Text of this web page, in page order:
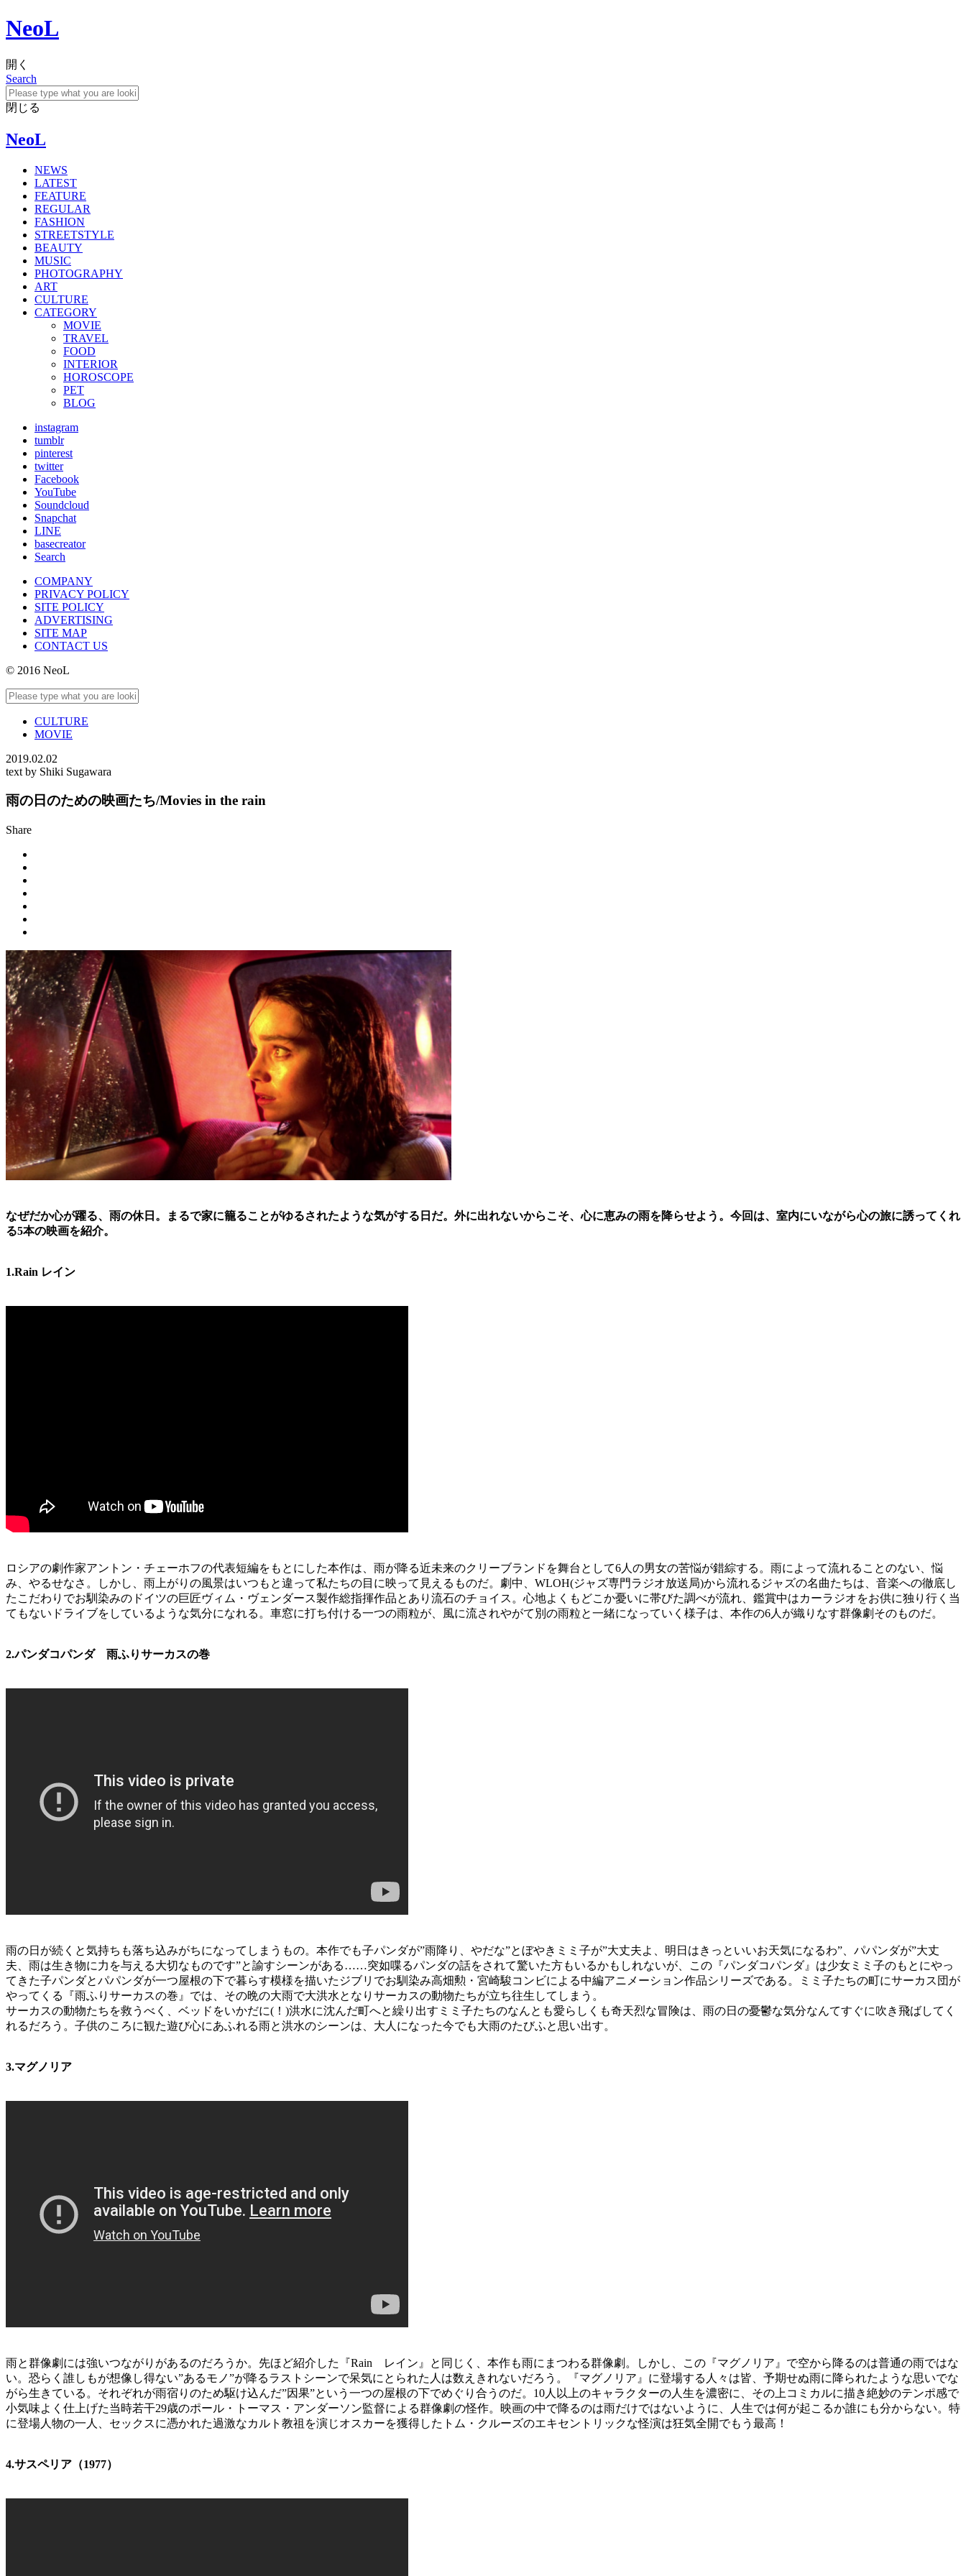
NeoL
開く
Search
閉じる
NeoL
NEWS
LATEST
FEATURE
REGULAR
FASHION
STREETSTYLE
BEAUTY
MUSIC
PHOTOGRAPHY
ART
CULTURE
CATEGORY
MOVIE
TRAVEL
FOOD
INTERIOR
HOROSCOPE
PET
BLOG
instagram
tumblr
pinterest
twitter
Facebook
YouTube
Soundcloud
Snapchat
LINE
basecreator
Search
COMPANY
PRIVACY POLICY
SITE POLICY
ADVERTISING
SITE MAP
CONTACT US
© 2016 NeoL
CULTURE
MOVIE
2019.02.02
text by Shiki Sugawara
雨の日のための映画たち/Movies in the rain
Share
なぜだか心が躍る、雨の休日。まるで家に籠ることがゆるされたような気がする日だ。外に出れないからこそ、心に恵みの雨を降らせよう。今回は、室内にいながら心の旅に誘ってくれ
る5本の映画を紹介。
1.Rain レイン
ロシアの劇作家アントン・チェーホフの代表短編をもとにした本作は、雨が降る近未来のクリーブランドを舞台として6人の男女の苦悩が錯綜する。雨によって流れることのない、悩
み、やるせなさ。しかし、雨上がりの風景はいつもと違って私たちの目に映って見えるものだ。劇中、WLOH(ジャズ専門ラジオ放送局)から流れるジャズの名曲たちは、音楽への徹底し
たこだわりでお馴染みのドイツの巨匠ヴィム・ヴェンダース製作総指揮作品とあり流石のチョイス。心地よくもどこか憂いに帯びた調べが流れ、鑑賞中はカーラジオをお供に独り行く当
てもないドライブをしているような気分になれる。車窓に打ち付ける一つの雨粒が、風に流されやがて別の雨粒と一緒になっていく様子は、本作の6人が織りなす群像劇そのものだ。
2.パンダコパンダ 雨ふりサーカスの巻
雨の日が続くと気持ちも落ち込みがちになってしまうもの。本作でも子パンダが”雨降り、やだな”とぼやきミミ子が”大丈夫よ、明日はきっといいお天気になるわ”、パパンダが”大丈
夫、雨は生き物に力を与える大切なものです”と諭すシーンがある……突如喋るパンダの話をされて驚いた方もいるかもしれないが、この『パンダコパンダ』は少女ミミ子のもとにやっ
てきた子パンダとパパンダが一つ屋根の下で暮らす模様を描いたジブリでお馴染み高畑勲・宮崎駿コンビによる中編アニメーション作品シリーズである。ミミ子たちの町にサーカス団が
やってくる『雨ふりサーカスの巻』では、その晩の大雨で大洪水となりサーカスの動物たちが立ち往生してしまう。
サーカスの動物たちを救うべく、ベッドをいかだに(！)洪水に沈んだ町へと繰り出すミミ子たちのなんとも愛らしくも奇天烈な冒険は、雨の日の憂鬱な気分なんてすぐに吹き飛ばしてく
れるだろう。子供のころに観た遊び心にあふれる雨と洪水のシーンは、大人になった今でも大雨のたびふと思い出す。
3.マグノリア
雨と群像劇には強いつながりがあるのだろうか。先ほど紹介した『Rain レイン』と同じく、本作も雨にまつわる群像劇。しかし、この『マグノリア』で空から降るのは普通の雨ではな
い。恐らく誰しもが想像し得ない”あるモノ”が降るラストシーンで呆気にとられた人は数えきれないだろう。『マグノリア』に登場する人々は皆、予期せぬ雨に降られたような思いでな
がら生きている。それぞれが雨宿りのため駆け込んだ”因果”という一つの屋根の下でめぐり合うのだ。10人以上のキャラクターの人生を濃密に、その上コミカルに描き絶妙のテンポ感で
小気味よく仕上げた当時若干29歳のポール・トーマス・アンダーソン監督による群像劇の怪作。映画の中で降るのは雨だけではないように、人生では何が起こるか誰にも分からない。特
に登場人物の一人、セックスに憑かれた過激なカルト教祖を演じオスカーを獲得したトム・クルーズのエキセントリックな怪演は狂気全開でもう最高！
4.サスペリア（1977）